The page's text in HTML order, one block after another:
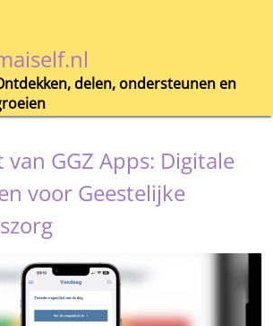
delen, ondersteunen en
GGZ Apps: Digitale
voor Geestelijke